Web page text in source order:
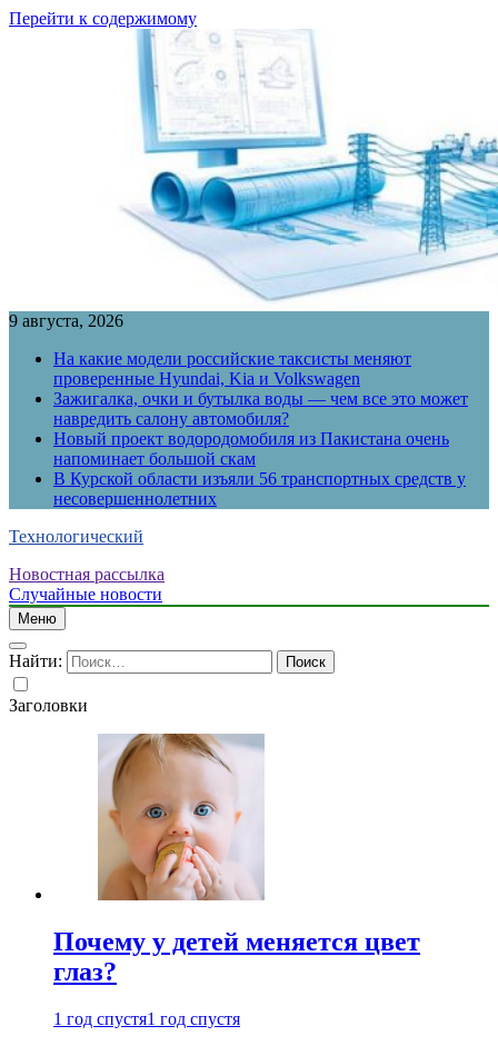
Перейти к содержимому
9 августа, 2026
На какие модели российские таксисты меняют
проверенные Hyundai, Kia и Volkswagen
Зажигалка, очки и бутылка воды — чем все это может
навредить салону автомобиля?
Новый проект водородомобиля из Пакистана очень
напоминает большой скам
В Курской области изъяли 56 транспортных средств у
несовершеннолетних
Технологический
Новостная рассылка
Случайные новости
Меню
Найти:
Заголовки
Почему у детей меняется цвет
глаз?
1 год спустя1 год спустя